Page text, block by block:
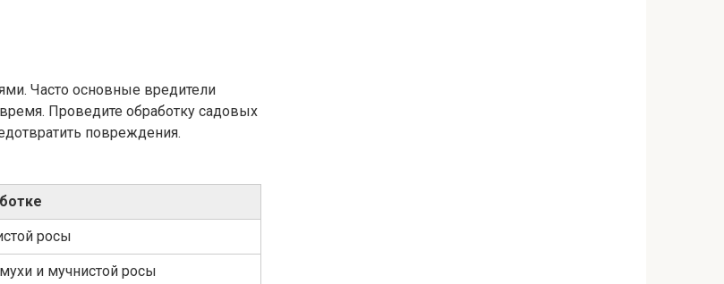
Часто основные вредители
Проведите обработку садовых
повреждения.
росы
и мучнистой росы